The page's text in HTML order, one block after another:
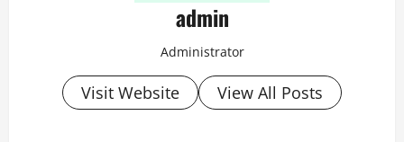
admin
Administrator
Visit Website View All Posts